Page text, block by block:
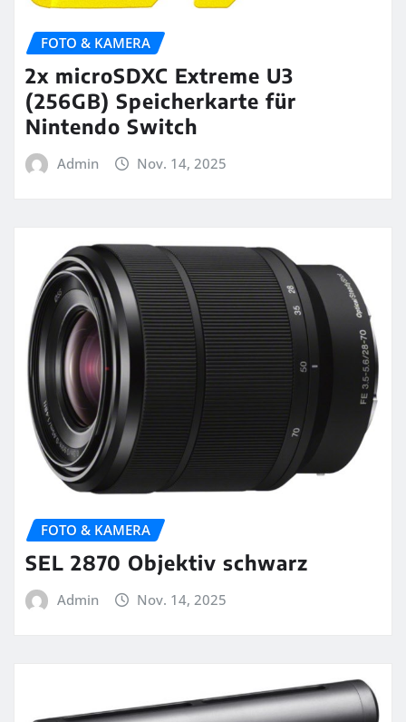
FOTO & KAMERA
2x microSDXC Extreme U3
(256GB) Speicherkarte für
Nintendo Switch
Admin Nov. 14, 2025
FOTO & KAMERA
SEL 2870 Objektiv schwarz
Admin Nov. 14, 2025